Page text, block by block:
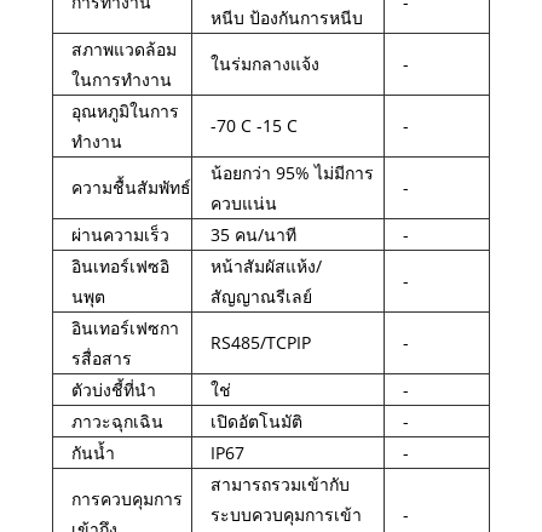
หนีบ ป้องกันการหนีบ
สภาพแวดล้อม
ในการทำงาน
ในร่มกลางแจ้ง -
อุณหภูมิในการ
ทำงาน
-70 C -15 C -
ความชื้นสัมพัทธ์
น้อยกว่า 95% ไม่มีการ
ควบแน่น
-
ผ่านความเร็ว 35 คน/นาที
-
อินเทอร์เฟซอิ
นพุต
หน้าสัมผัสแห้ง/
สัญญาณรีเลย์
-
อินเทอร์เฟซกา
รสื่อสาร
RS485/TCPIP -
ตัวบ่งชี้ที่นำ ใช่
-
ภาวะฉุกเฉิน
เปิดอัตโนมัติ
-
กันน้ำ
IP67
-
การควบคุมการ
สามารถรวมเข้ากับ
ระบบควบคุมการเข้า
-